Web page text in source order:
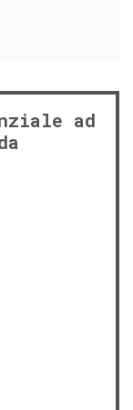
ad